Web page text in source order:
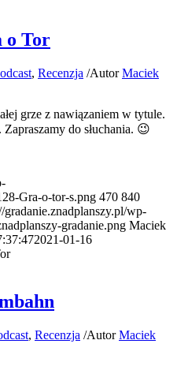
o Tor
, Recenzja /AutorMaciek
grze z nawiązaniem w tytule.
do słuchania. 😉
Gra-o-tor-s.png 470 840
gradanie.znadplanszy.pl/wp-
gradanie.png Maciek
2021-01-16
, Recenzja /AutorMaciek